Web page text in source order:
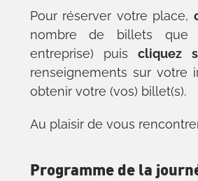
Pour réserver votre place,
nombre de billets que
entreprise) puis cliquez
renseignements sur votre
obtenir votre (vos) billet(s).
Au plaisir de vous
Programme de la